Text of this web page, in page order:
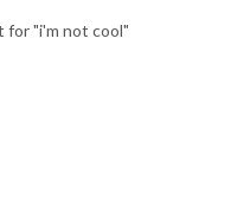
for "i'm not cool"